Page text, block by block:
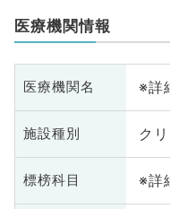
医療機関情報
医療機関名 ※詳
施設種別 ク
標榜科目 ※詳